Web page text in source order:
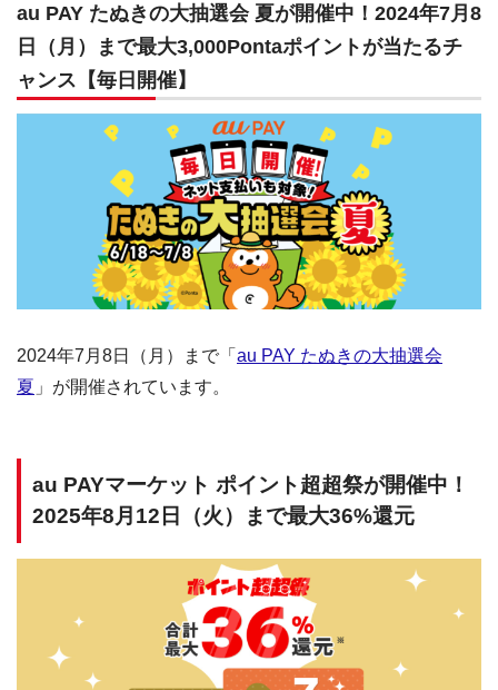
au PAY たぬきの大抽選会 夏が開催中！2024年7月8
日（月）まで最大3,000Pontaポイントが当たるチ
ャンス【毎日開催】
2024年7月8日（月）まで「 au PAY たぬきの大抽選会
夏 」が開催されています。
au PAYマーケット ポイント超超祭が開催中！
2025年8月12日（火）まで最大36%還元